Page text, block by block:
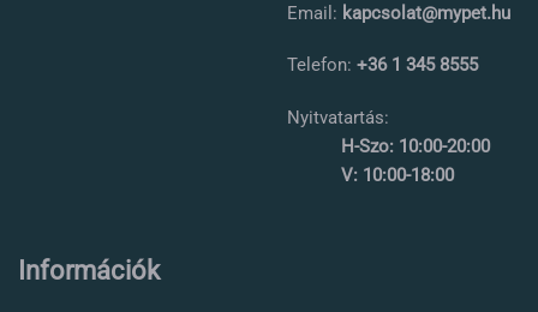
Email: kapcsolat@mypet.hu
Telefon: +36 1 345 8555
Nyitvatartás:
H-Szo: 10:00-20:00
V: 10:00-18:00
Információk